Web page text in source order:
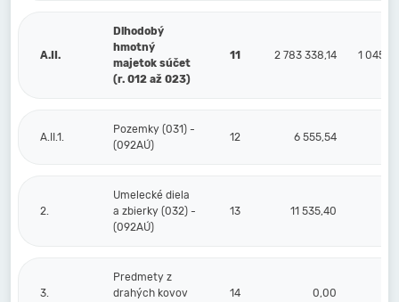
A.II.
Dlhodobý
hmotný
majetok súčet
(r. 012 až 023)
11 2 783 338,14 1 045
A.II.1.
Pozemky (031) -
(092AÚ)
12 6 555,54
2.
Umelecké diela
a zbierky (032) -
(092AÚ)
13 11 535,40
3.
Predmety z
drahých kovov
14 0,00